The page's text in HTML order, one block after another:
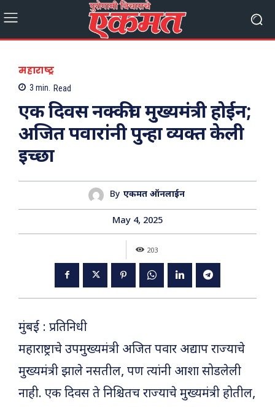
महाराष्ट्र
3 min. Read
एक दिवस नक्कीच मुख्यमंत्री होईन;
अजित पवारांनी पुन्हा व्यक्त केली
इच्छा
By एकमत ऑनलाईन
May 4, 2025
203
मुंबई : प्रतिनिधी
महाराष्ट्राचे उपमुख्यमंत्री अजित पवार अद्याप राज्याचे
मुख्यमंत्री झाले नसतील, पण त्यांनी आशा सोडलेली
नाही. एक दिवस ते निश्चितच राज्याचे मुख्यमंत्री होतील,